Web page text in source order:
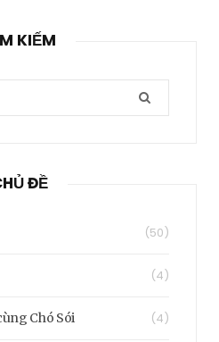
KIẾM
ĐỀ
(50)
(4)
Chó Sói (4)